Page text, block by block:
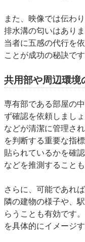
また、映像では伝わ
排水溝の匂いはあり
当者に五感の代行を
ことが成功の秘訣です
共用部や周辺環境
専有部である部屋の
ず確認を依頼しまし
などが清潔に管理さ
を判断する重要な指
貼られているかを確
などを推測することも
さらに、可能であれ
隣の建物の様子や、
らうことも有効です
を具体的にイメージ